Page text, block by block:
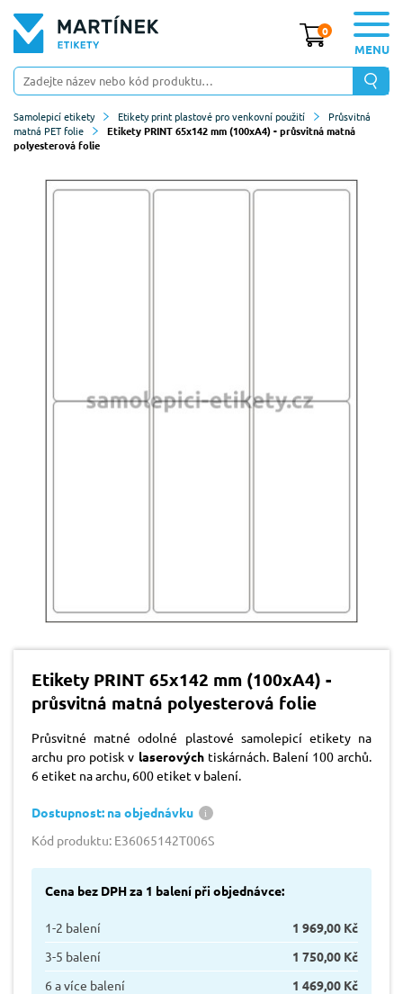
0
MENU
Samolepicí etikety Etikety print plastové pro venkovní použití
Průsvitná
matná PET folie
Etikety PRINT 65x142 mm (100xA4) - průsvitná matná
polyesterová folie
Etikety PRINT 65x142 mm (100xA4) -
průsvitná matná polyesterová folie
Průsvitné matné odolné plastové samolepicí etikety na
archu pro potisk v laserovýchtiskárnách. Balení 100 archů.
6 etiket na archu, 600 etiket v balení.
Dostupnost: na objednávku
Kód produktu: E36065142T006S
Cena bez DPH za 1 balení při objednávce:
1-2 balení
1 969,00 Kč
3-5 balení
1 750,00 Kč
6 a více balení
1 469,00 Kč